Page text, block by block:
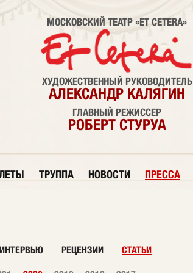
МОСКОВСКИЙ ТЕАТР «ET CETERA»
ХУДОЖЕСТВЕННЫЙ РУКОВОДИТЕЛЬ
АЛЕКСАНДР КАЛЯГИН
ГЛАВНЫЙ РЕЖИССЕР
РОБЕРТ СТУРУА
ТРУППА НОВОСТИ ПРЕССА
ИНТЕРВЬЮ РЕЦЕНЗИИ СТАТЬИ